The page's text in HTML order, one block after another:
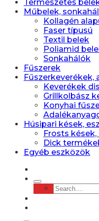
Természetes
Műbelek,
Kollagén
Faser típusú
Textil belek
Poliamid
Sonkahálók
Fűszerek
Fűszerkeverékek,
Keverékek
Grillkolbász
Konyhai
Húsipari kések,
Frosts
Dick
Egyéb eszközök